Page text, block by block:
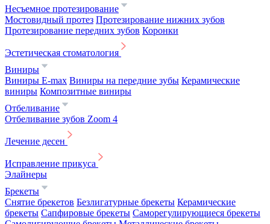
Несъемное протезирование
Мостовидный протез Протезирование нижних зубов
Протезирование передних зубов Коронки
Эстетическая стоматология
Виниры
Виниры E-max Виниры на передние зубы Керамические
виниры Композитные виниры
Отбеливание
Отбеливание зубов Zoom 4
Лечение десен
Исправление прикуса
Элайнеры
Брекеты
Снятие брекетов Безлигатурные брекеты Керамические
брекеты Сапфировые брекеты Саморегулирующиеся брекеты